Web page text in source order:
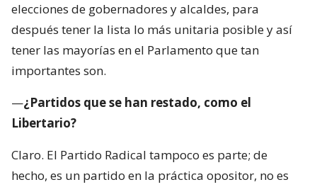
elecciones de gobernadores y alcaldes, para
después tener la lista lo más unitaria posible y así
tener las mayorías en el Parlamento que tan
importantes son.
—¿Partidos que se han restado, como el
Libertario?
Claro. El Partido Radical tampoco es parte; de
hecho, es un partido en la práctica opositor, no es